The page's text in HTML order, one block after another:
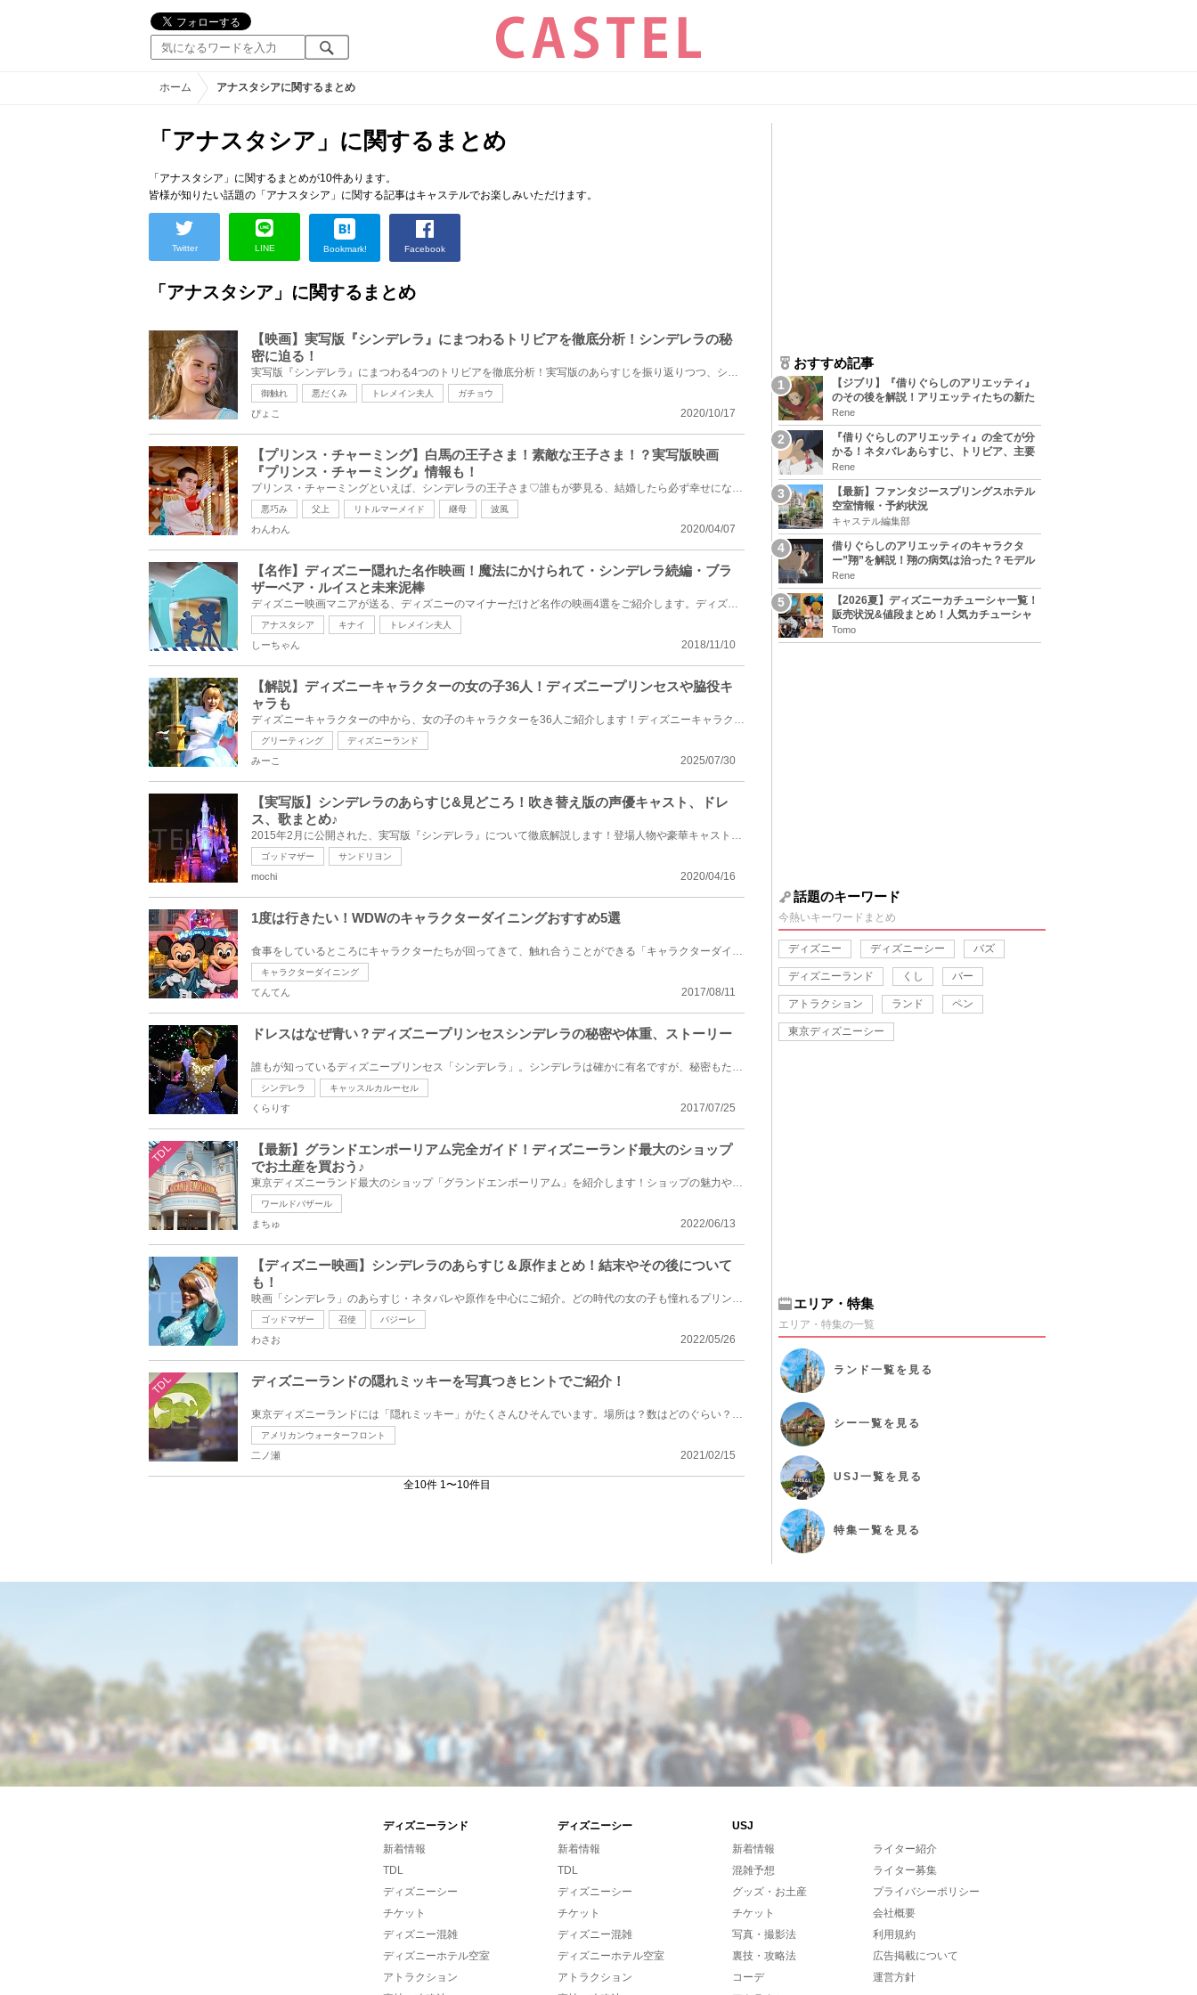
ホーム アナスタシアに関するまとめ
「アナスタシア」に関するまとめ
「アナスタシア」に関するまとめが10件あります。
皆様が知りたい話題の「アナスタシア」に関する記事はキャステルでお楽しみいただけます。
Twitter LINE Bookmark! Facebook
「アナスタシア」に関するまとめ
【映画】実写版『シンデレラ』にまつわるトリビアを徹底分析！シンデレラの秘
密に迫る！
実写版『シンデレラ』にまつわる4つのトリビアを徹底分析！実写版のあらすじを振り返りつつ、シンデレラ...
御触れ 悪だくみ トレメイン夫人 ガチョウ
2020/10/17
ぴょこ
【プリンス・チャーミング】白馬の王子さま！素敵な王子さま！？実写版映画
『プリンス・チャーミング』情報も！
プリンス・チャーミングといえば、シンデレラの王子さま♡誰もが夢見る、結婚したら必ず幸せになって、末...
悪巧み 父上 リトルマーメイド 継母 波風
2020/04/07
わんわん
【名作】ディズニー隠れた名作映画！魔法にかけられて・シンデレラ続編・ブラ
ザーベア・ルイスと未来泥棒
ディズニー映画マニアが送る、ディズニーのマイナーだけど名作の映画4選をご紹介します。ディズニー映画...
アナスタシア キナイ トレメイン夫人
2018/11/10
しーちゃん
【解説】ディズニーキャラクターの女の子36人！ディズニープリンセスや脇役キ
ャラも
ディズニーキャラクターの中から、女の子のキャラクターを36人ご紹介します！ディズニーキャラクターに...
グリーティング ディズニーランド
2025/07/30
みーこ
【実写版】シンデレラのあらすじ&見どころ！吹き替え版の声優キャスト、ドレ
ス、歌まとめ♪
2015年2月に公開された、実写版『シンデレラ』について徹底解説します！登場人物や豪華キャストについて...
ゴッドマザー サンドリヨン
2020/04/16
mochi
1度は行きたい！WDWのキャラクターダイニングおすすめ5選
食事をしているところにキャラクターたちが回ってきて、触れ合うことができる「キャラクターダイニング...
キャラクターダイニング
2017/08/11
てんてん
ドレスはなぜ青い？ディズニープリンセスシンデレラの秘密や体重、ストーリー
誰もが知っているディズニープリンセス「シンデレラ」。シンデレラは確かに有名ですが、秘密もたくさん...
シンデレラ キャッスルカルーセル
2017/07/25
くらりす
TDL
【最新】グランドエンポーリアム完全ガイド！ディズニーランド最大のショップ
でお土産を買おう♪
東京ディズニーランド最大のショップ「グランドエンポーリアム」を紹介します！ショップの魅力や店内の...
ワールドバザール
2022/06/13
まちゅ
【ディズニー映画】シンデレラのあらすじ＆原作まとめ！結末やその後について
も！
映画「シンデレラ」のあらすじ・ネタバレや原作を中心にご紹介。どの時代の女の子も憧れるプリンセスが...
ゴッドマザー 召使 バジーレ
2022/05/26
わさお
TDL ディズニーランドの隠れミッキーを写真つきヒントでご紹介！
東京ディズニーランドには「隠れミッキー」がたくさんひそんでいます。場所は？数はどのぐらい？アトラ...
アメリカンウォーターフロント
2021/02/15
二ノ瀬
全10件 1〜10件目
おすすめ記事
【ジブリ】『借りぐらしのアリエッティ』
のその後を解説！アリエッティたちの新た
な住処は？翔の病気は治る？
Rene
『借りぐらしのアリエッティ』の全てが分
かる！ネタバレあらすじ、トリビア、主要
キャラまとめ！
Rene
【最新】ファンタジースプリングスホテル
空室情報・予約状況
キャステル編集部
借りぐらしのアリエッティのキャラクタ
ー”翔”を解説！翔の病気は治った？モデル
は誰？
Rene
【2026夏】ディズニーカチューシャ一覧！
販売状況&値段まとめ！人気カチューシャ
をチェック
Tomo
話題のキーワード
今熱いキーワードまとめ
ディズニー ディズニーシー バズ
ディズニーランド くし バー
アトラクション ランド ペン
東京ディズニーシー
エリア・特集
エリア・特集の一覧
ランド 一覧を見る
シー一覧を見る
USJ 一覧を見る
特集一覧を見る
ディズニーランド ディズニーシー
USJ
新着情報
TDL
ディズニーシー
チケット
ディズニー混雑
ディズニーホテル空室
アトラクション
新着情報
TDL
ディズニーシー
チケット
ディズニー混雑
ディズニーホテル空室
アトラクション
新着情報
混雑予想
グッズ・お土産
チケット
写真・撮影法
裏技・攻略法
コーデ
ライター紹介
ライター募集
プライバシーポリシー
会社概要
利用規約
広告掲載について
運営方針